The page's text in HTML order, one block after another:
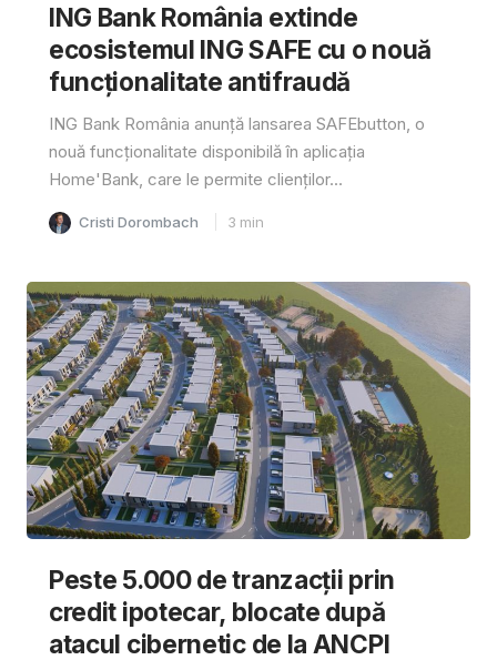
ING Bank România extinde
ecosistemul ING SAFE cu o nouă
funcționalitate antifraudă
ING Bank România anunță lansarea SAFEbutton, o
nouă funcționalitate disponibilă în aplicația
Home'Bank, care le permite clienților...
Cristi Dorombach 3 min
Peste 5.000 de tranzacții prin
credit ipotecar, blocate după
atacul cibernetic de la ANCPI